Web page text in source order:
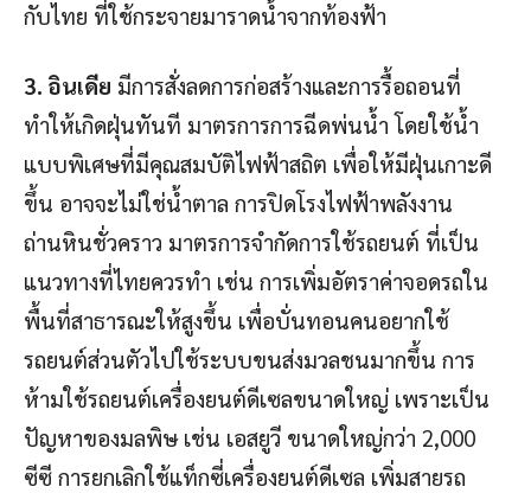
กับไทย ที่ใช้กระจายมาราดน้ำจากท้องฟ้า
3. อินเดีย มีการสั่งลดการก่อสร้างและการรื้อถอนที่
ทำให้เกิดฝุ่นทันที มาตรการการฉีดพ่นน้ำ โดยใช้น้ำ
แบบพิเศษที่มีคุณสมบัติไฟฟ้าสถิต เพื่อให้มีฝุ่นเกาะดี
ขึ้น อาจจะไม่ใช่น้ำตาล การปิดโรงไฟฟ้าพลังงาน
ถ่านหินชั่วคราว มาตรการจำกัดการใช้รถยนต์ ที่เป็น
แนวทางที่ไทยควรทำ เช่น การเพิ่มอัตราค่าจอดรถใน
พื้นที่สาธารณะให้สูงขึ้น เพื่อบั่นทอนคนอยากใช้
รถยนต์ส่วนตัวไปใช้ระบบขนส่งมวลชนมากขึ้น การ
ห้ามใช้รถยนต์เครื่องยนต์ดีเซลขนาดใหญ่ เพราะเป็น
ปัญหาของมลพิษ เช่น เอสยูวี ขนาดใหญ่กว่า 2,000
ซีซี การยกเลิกใช้แท็กซี่เครื่องยนต์ดีเซล เพิ่มสายรถ